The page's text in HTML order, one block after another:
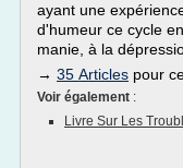
ayant une
d'humeur ce cycle
manie, à la
→ 35 Articles pour
Voir également :
Livre Sur Les